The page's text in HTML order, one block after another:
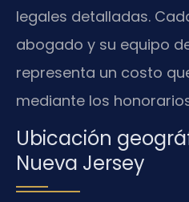
legales detalladas.
abogado y su equipo
representa un costo
mediante los
Ubicación
Nueva Jersey